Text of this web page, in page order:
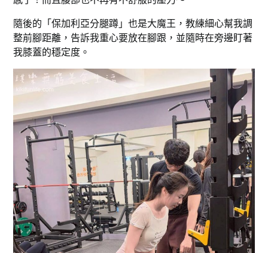
隨後的「保加利亞分腿蹲」也是大魔王，教練細心幫我調
整前腳距離，告訴我重心要放在腳跟，並隨時在旁邊盯著
我膝蓋的穩定度。